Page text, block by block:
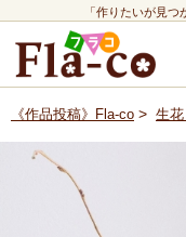
「作りたいが見
《作品投稿》Fla-co > 生